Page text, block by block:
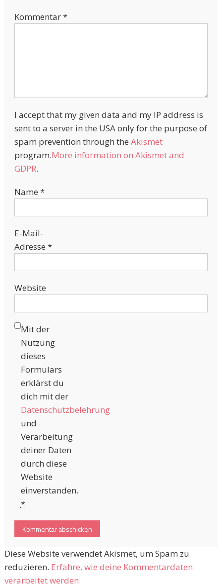
Kommentar*
I accept that my given data and my IP address is
sent to a server in the USA only for the purpose of
spam prevention through the Akismet
program.More information on Akismet and
GDPR.
Name *
E-Mail-
Adresse *
Website
Mit der
Nutzung
dieses
Formulars
erklärst du
dich mit der
Datenschutzbelehrung
und
Verarbeitung
deiner Daten
durch diese
Website
einverstanden.
*
Diese Website verwendet Akismet, um Spam zu
reduzieren. Erfahre, wie deine Kommentardaten
verarbeitet werden.